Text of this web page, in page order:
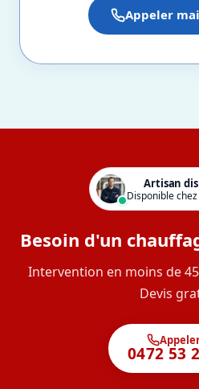
Appeler
Artisan
Disponible
Besoin d'un
Intervention en moins de
Devis
0472 53